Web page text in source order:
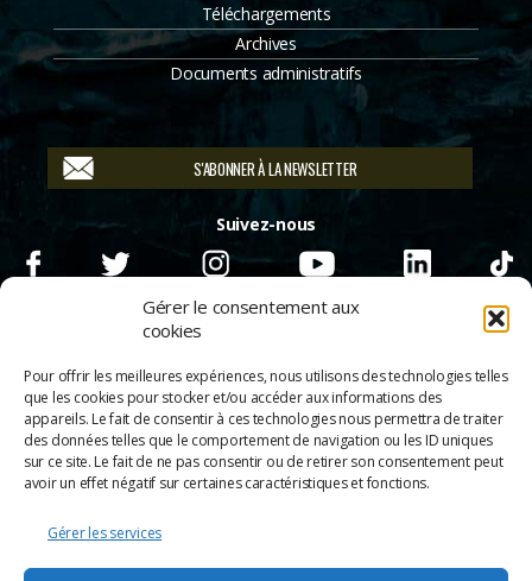
Gérer le consentement aux
cookies
Pour offrir les meilleures expériences, nous utilisons des technologies telles
que les cookies pour stocker et/ou accéder aux informations des
appareils. Le fait de consentir à ces technologies nous permettra de traiter
des données telles que le comportement de navigation ou les ID uniques
sur ce site. Le fait de ne pas consentir ou de retirer son consentement peut
avoir un effet négatif sur certaines caractéristiques et fonctions.
Gérer les services
Téléchargements
Archives
Documents administratifs
S'ABONNER À LA NEWSLETTER
Suivez-nous